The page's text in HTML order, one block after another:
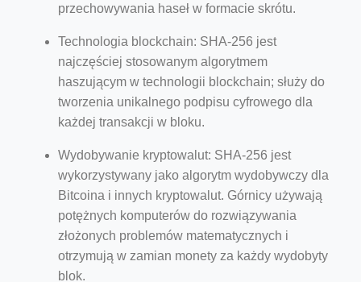
przechowywania haseł w formacie skrótu.
Technologia blockchain: SHA-256 jest
najczęściej stosowanym algorytmem
haszującym w technologii blockchain; służy do
tworzenia unikalnego podpisu cyfrowego dla
każdej transakcji w bloku.
Wydobywanie kryptowalut: SHA-256 jest
wykorzystywany jako algorytm wydobywczy dla
Bitcoina i innych kryptowalut. Górnicy używają
potężnych komputerów do rozwiązywania
złożonych problemów matematycznych i
otrzymują w zamian monety za każdy wydobyty
blok.